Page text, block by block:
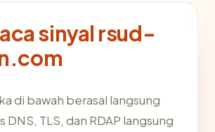
sinyal rsud-
di bawah berasal langsung
DNS, TLS, dan RDAP langsung